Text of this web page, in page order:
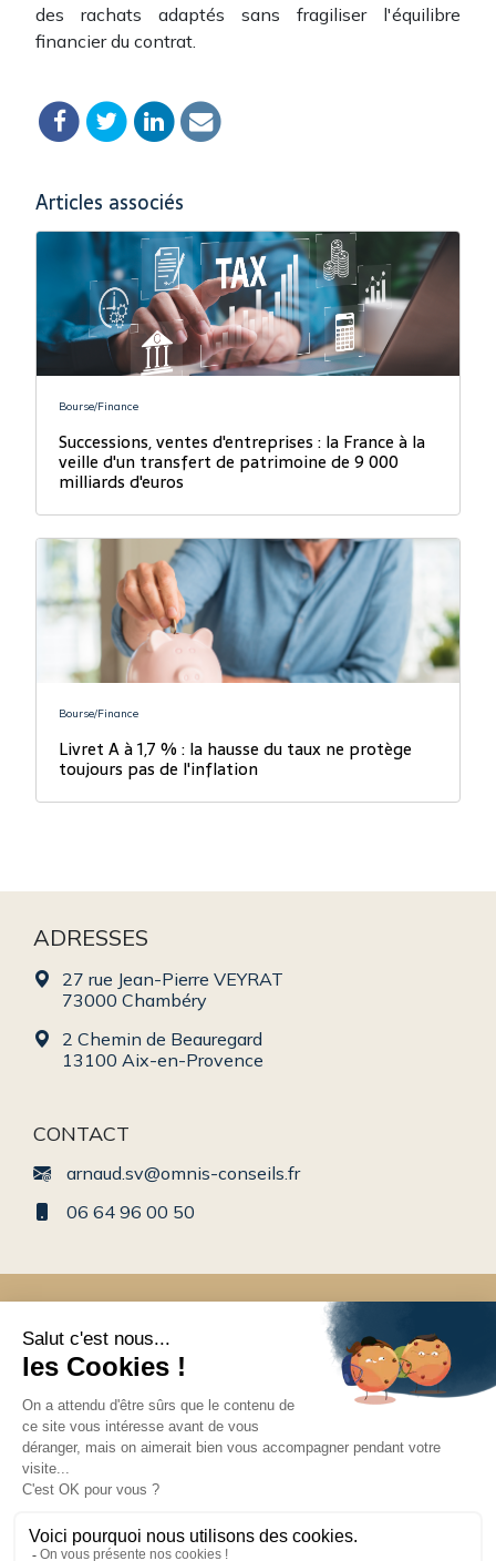
des rachats adaptés sans fragiliser l'équilibre
financier du contrat.
Articles associés
Bourse/Finance
Successions, ventes d'entreprises : la France à la
veille d'un transfert de patrimoine de 9 000
milliards d'euros
Bourse/Finance
Livret A à 1,7 % : la hausse du taux ne protège
toujours pas de l'inflation
ADRESSES
27 rue Jean-Pierre VEYRAT
73000 Chambéry
2 Chemin de Beauregard
13100 Aix-en-Provence
CONTACT
arnaud.sv@omnis-conseils.fr
06 64 96 00 50
Conseil en gestion de patrimoine en Rhône-Alpes
© 2025 Tous droits réservés. Créé par